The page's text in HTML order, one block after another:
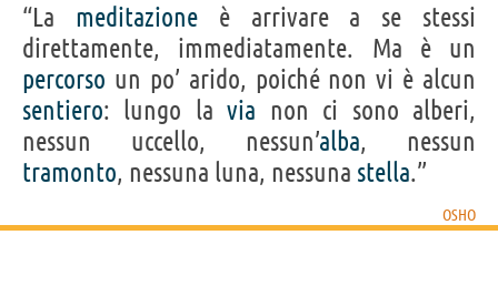
“La meditazioneè arrivare a se stessi
direttamente, immediatamente. Ma è un
percorso un po’ arido, poiché non vi è alcun
sentiero: lungo lavia non ci sono alberi,
nessun uccello, nessun’alba, nessun
tramonto, nessuna luna, nessuna stella.”
OSHO